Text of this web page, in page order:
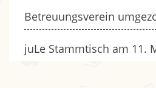
Betreuungsverein
juLe Stammtisch am 11.